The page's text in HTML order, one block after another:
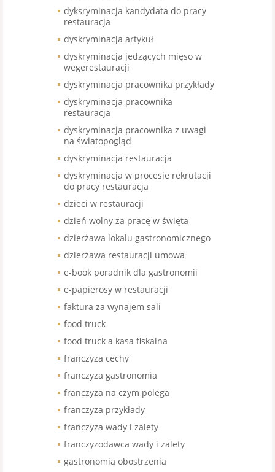
dyksryminacja kandydata do pracy
restauracja
dyskryminacja artykuł
dyskryminacja jedzących mięso w
wegerestauracji
dyskryminacja pracownika przykłady
dyskryminacja pracownika
restauracja
dyskryminacja pracownika z uwagi
na światopogląd
dyskryminacja restauracja
dyskryminacja w procesie rekrutacji
do pracy restauracja
dzieci w restauracji
dzień wolny za pracę w święta
dzierżawa lokalu gastronomicznego
dzierżawa restauracji umowa
e-book poradnik dla gastronomii
e-papierosy w restauracji
faktura za wynajem sali
food truck
food truck a kasa fiskalna
franczyza cechy
franczyza gastronomia
franczyza na czym polega
franczyza przykłady
franczyza wady i zalety
franczyzodawca wady i zalety
gastronomia obostrzenia